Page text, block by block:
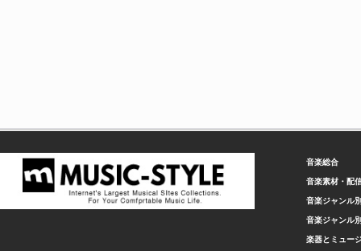
音楽総合
音楽素材・配
音楽ジャンル
音楽ジャンル
楽器とミュー